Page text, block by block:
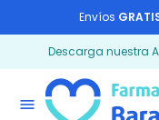
Envíos
Descarga nuestra
menu